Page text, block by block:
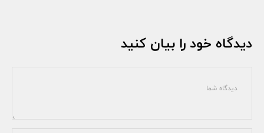
دیدگاه خود را بیان کنید